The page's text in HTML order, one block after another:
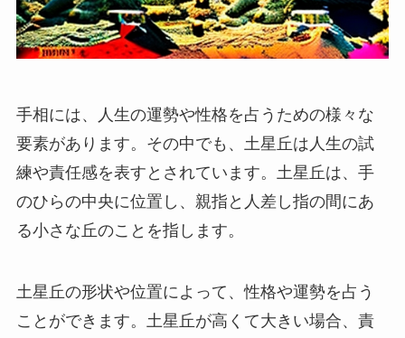
手相には、人生の運勢や性格を占うための様々な
要素があります。その中でも、土星丘は人生の試
練や責任感を表すとされています。土星丘は、手
のひらの中央に位置し、親指と人差し指の間にあ
る小さな丘のことを指します。
土星丘の形状や位置によって、性格や運勢を占う
ことができます。土星丘が高くて大きい場合、責